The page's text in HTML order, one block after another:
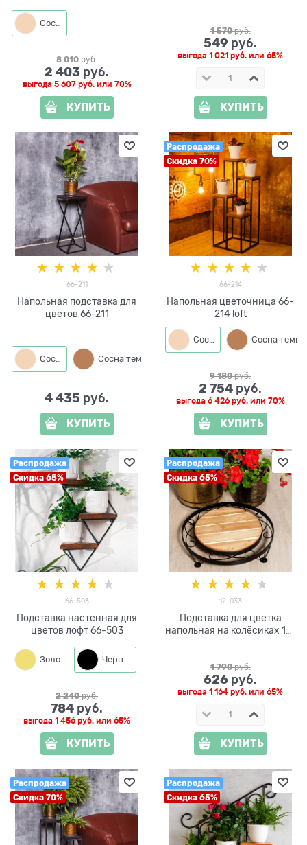
Сосна
8 010 руб.
2 403 руб.
выгода 5 607 руб.или 70%
КУПИТЬ
1 570 руб.
549 руб.
выгода 1 021 руб. или 65%
КУПИТЬ
66-211
Напольная подставка для
цветов 66-211
Сосна
4 435 руб.
КУПИТЬ
Распродажа
Скидка 70%
66-214
Напольная цветочница 66-
214 loft
Сосна
9 180 руб.
2 754 руб.
выгода 6 426 руб.или 70%
КУПИТЬ
Распродажа
Скидка 65%
66-503
Подставка настенная для
цветов лофт 66-503
Золото Черный
2 240 руб.
784 руб.
выгода 1 456 руб. или 65%
КУПИТЬ
Распродажа
Скидка 65%
12-033
Подставка для цветка
напольная на колёсиках 12-
1 790 руб.
626 руб.
выгода 1 164 руб. или 65%
КУПИТЬ
Распродажа
Скидка 70%
Распродажа
Скидка 65%